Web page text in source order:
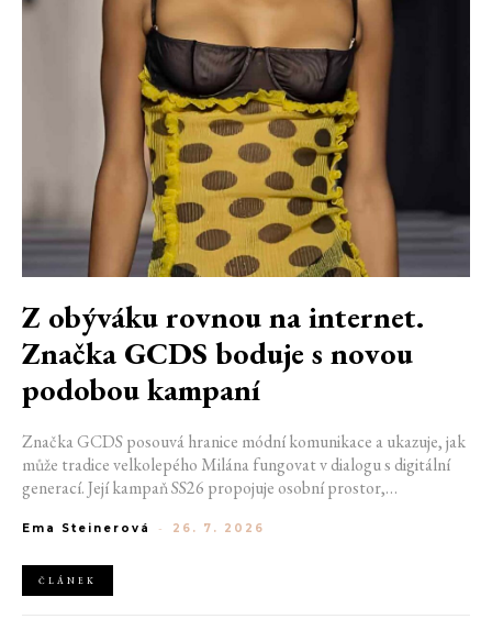
Z obýváku rovnou na internet.
Značka GCDS boduje s novou
podobou kampaní
Značka GCDS posouvá hranice módní komunikace a ukazuje, jak
může tradice velkolepého Milána fungovat v dialogu s digitální
generací. Její kampaň SS26 propojuje osobní prostor,
dnes módu vnímáme a sdílíme. Zároveň potvrzuje schopnost
autentické spojení mezi módou, digitálním prostředím a
každodenním životem mladé generace.
Ema Steinerová - 26. 7. 2026
ČLÁNEK